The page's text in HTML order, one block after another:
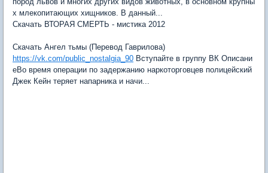
х млекопитающих хищников. В данный...
Скачать ВТОРАЯ СМЕРТЬ - мистика 2012
Скачать Ангел тьмы (Перевод Гаврилова)
https://vk.com/public_nostalgia_90 Вступайте в группу ВК Описани
еВо время операции по задержанию наркоторговцев полицейский
Джек Кейн теряет напарника и начи...